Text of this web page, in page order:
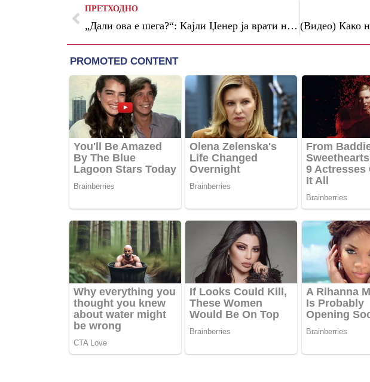
ПРЕТХОДНО
„Дали ова е шега?“: Кајли Џенер ја врати наједноставната фризура во мода